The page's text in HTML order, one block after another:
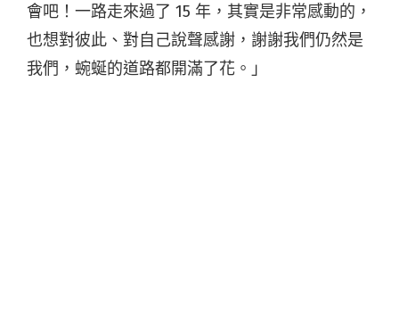
會吧！一路走來過了 15 年，其實是非常感動的，
也想對彼此、對自己說聲感謝，謝謝我們仍然是
我們，蜿蜒的道路都開滿了花。」